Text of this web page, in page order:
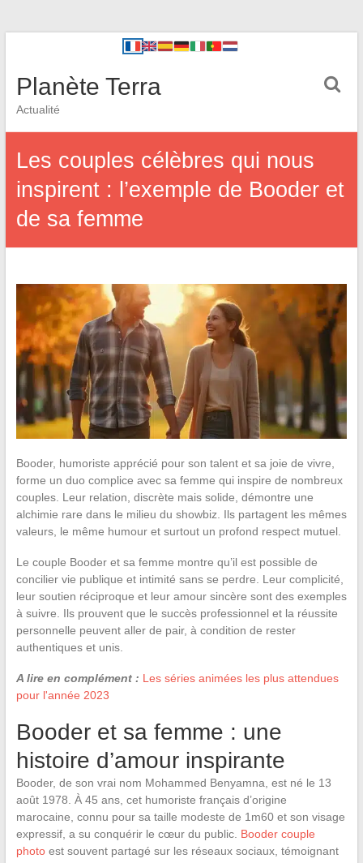
Planète Terra
Actualité
Les couples célèbres qui nous
inspirent : l’exemple de Booder et
de sa femme
Booder, humoriste apprécié pour son talent et sa joie de vivre,
forme un duo complice avec sa femme qui inspire de nombreux
couples. Leur relation, discrète mais solide, démontre une
alchimie rare dans le milieu du showbiz. Ils partagent les mêmes
valeurs, le même humour et surtout un profond respect mutuel.
Le couple Booder et sa femme montre qu’il est possible de
concilier vie publique et intimité sans se perdre. Leur complicité,
leur soutien réciproque et leur amour sincère sont des exemples
à suivre. Ils prouvent que le succès professionnel et la réussite
personnelle peuvent aller de pair, à condition de rester
authentiques et unis.
A lire en complément : Les séries animées les plus attendues
pour l'année 2023
Booder et sa femme : une
histoire d’amour inspirante
Booder, de son vrai nom Mohammed Benyamna, est né le 13
août 1978. À 45 ans, cet humoriste français d’origine
marocaine, connu pour sa taille modeste de 1m60 et son visage
expressif, a su conquérir le cœur du public. Booder couple
photoest souvent partagé sur les réseaux sociaux, témoignant